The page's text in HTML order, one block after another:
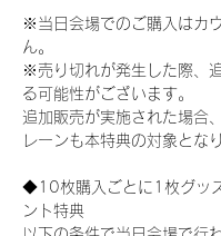
※当日会場でのご購入はカ
ん。
※売り切れが発生した際、
る可能性がございます。
追加販売が実施された場合
レーンも本特典の対象とな
◆10枚購入ごとに1枚グッ
ント特典